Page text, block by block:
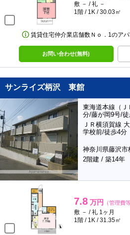
敷 － / 礼 －
1階 / 1K / 30.03㎡
賃貸住宅仲介業店舗数Ｎｏ．1のア
お問い合わせ(無料)
サンライズ柄沢 東館
東海道本線（
分/藤が岡9号/
ＪＲ横須賀線
学校前/徒歩4分
神奈川県藤沢市
2階建 / 築14年
7.8 万円 （管理費
敷 － / 礼 1ヶ月
1階 / 1K / 31.35㎡